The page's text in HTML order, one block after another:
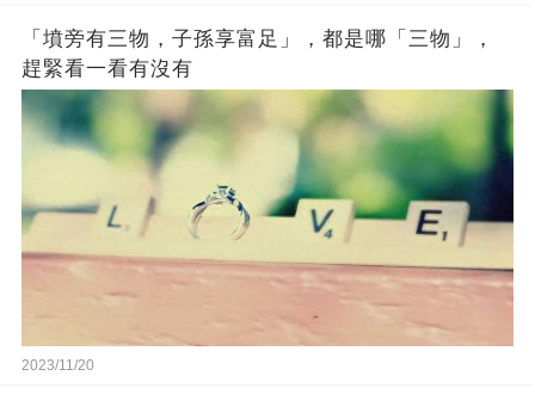
「墳旁有三物，子孫享富足」，都是哪「三物」，
趕緊看一看有沒有
2023/11/20